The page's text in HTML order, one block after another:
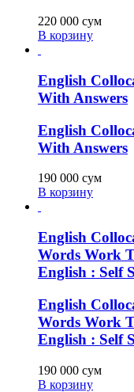
220 000 сум
В корзину
English
With Answers
English
With Answers
190 000 сум
В корзину
English
Words Work
English : Self
English
Words Work
English : Self
190 000 сум
В корзину